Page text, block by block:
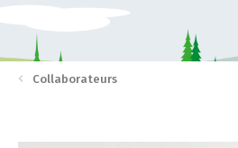
Collaborateurs